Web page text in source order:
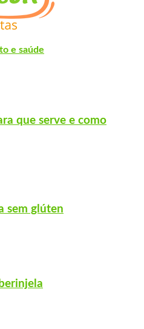
e saúde
que serve e como
sem glúten